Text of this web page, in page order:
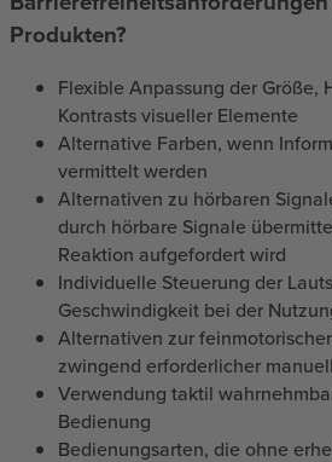
Produkten?
Flexible Anpassung der Größe,
Kontrasts visueller Elemente
Alternative Farben, wenn
vermittelt werden
Alternativen zu hörbaren
durch hörbare Signale
Reaktion aufgefordert wird
Individuelle Steuerung der
Geschwindigkeit bei der
Alternativen zur
zwingend erforderlicher
Verwendung taktil
Bedienung
Bedienungsarten, die ohne